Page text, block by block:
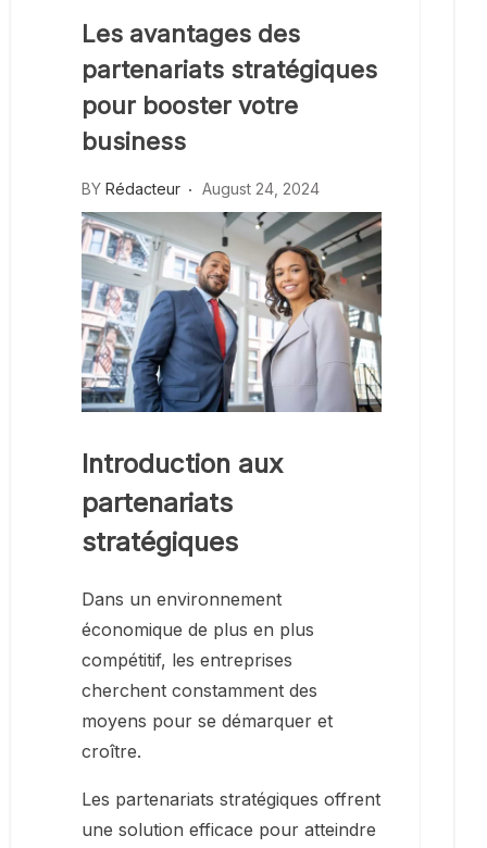
Les avantages des
partenariats stratégiques
pour booster votre
business
BY Rédacteur August 24, 2024
Introduction aux
partenariats
stratégiques
Dans un environnement
économique de plus en plus
compétitif, les entreprises
cherchent constamment des
moyens pour se démarquer et
croître.
Les partenariats stratégiques offrent
une solution efficace pour atteindre